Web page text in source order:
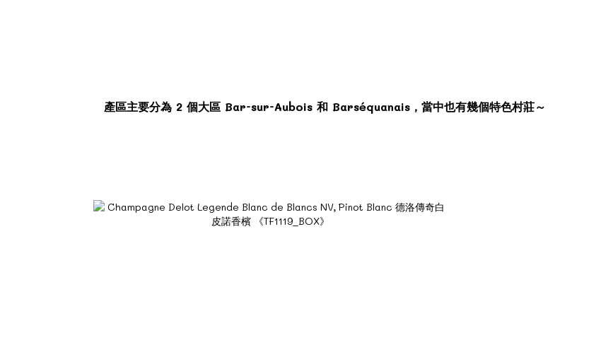
產區主要分為 2 個大區 Bar-sur-Aubois 和 Barséquanais，當中也有幾個特色村莊～